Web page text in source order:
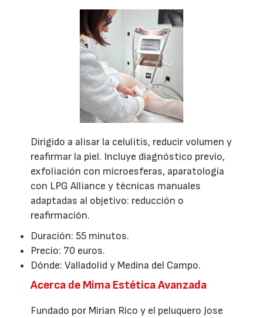
Dirigido a alisar la celulitis, reducir volumen y
reafirmar la piel. Incluye diagnóstico previo,
exfoliación con microesferas, aparatología
con LPG Alliance y técnicas manuales
adaptadas al objetivo: reducción o
reafirmación.
Duración: 55 minutos.
Precio: 70 euros.
Dónde: Valladolid y Medina del Campo.
Acerca de Mima Estética Avanzada
Fundado por Mirian Rico y el peluquero Jose